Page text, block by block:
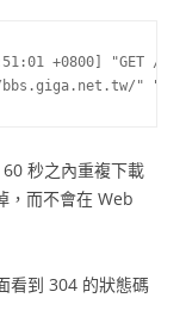
+0800] "GET /
"
秒之內重複下載
，而不會在 Web
看到 304 的狀態碼